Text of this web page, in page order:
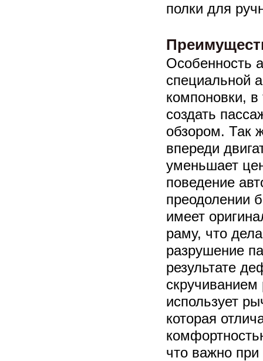
полки для
Особенность
специальной
компоновки, в
создать
обзором. Так
впереди
уменьшает
поведение
преодолении
имеет
раму, что
разрушение
результате
использует
которая
что важно